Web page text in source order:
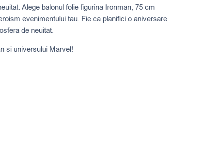
Alege balonul folie figurina Ironman, 75 cm
evenimentului tau. Fie ca planifici o aniversare
de neuitat.
si universului Marvel!